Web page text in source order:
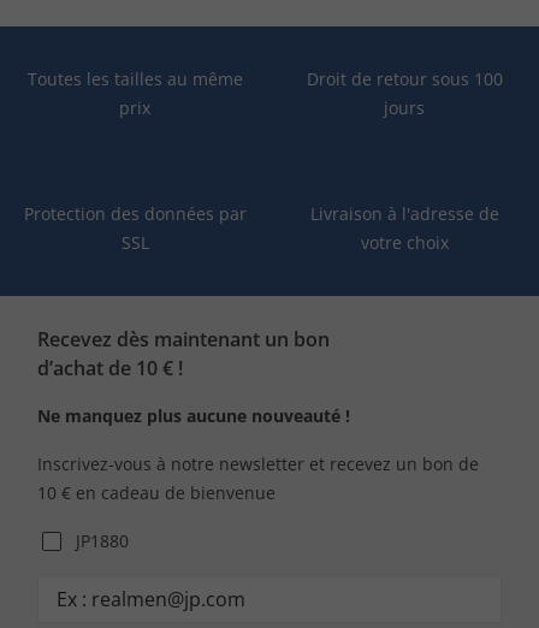
Toutes les tailles au même
prix
Droit de retour sous 100
jours
Protection des données par
SSL
Livraison à l'adresse de
votre choix
Recevez dès maintenant un bon
d’achat de 10 € !
Ne manquez plus aucune nouveauté !
Inscrivez-vous à notre newsletter et recevez un bon de
10 € en cadeau de bienvenue
JP1880